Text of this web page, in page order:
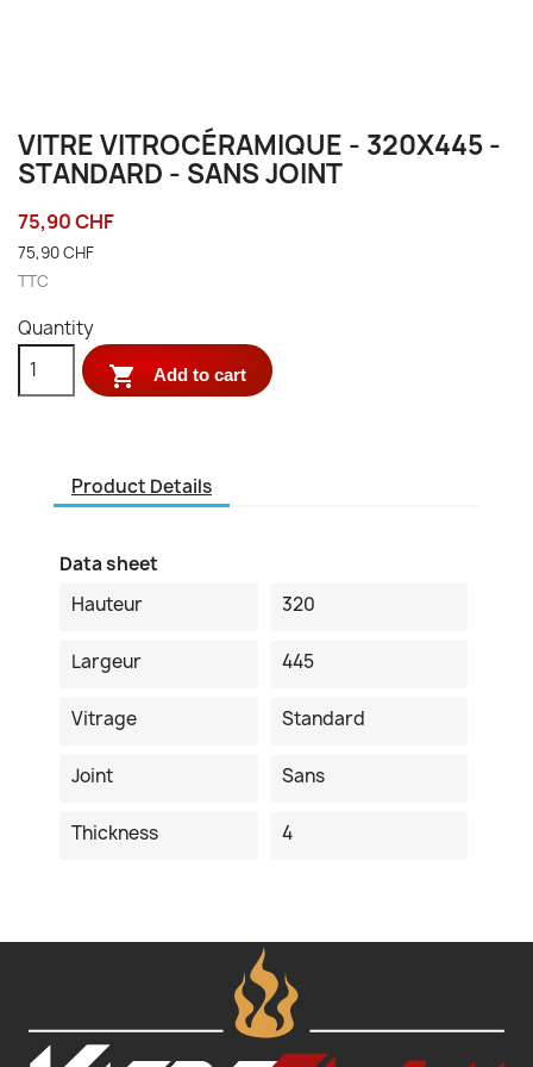
VITRE VITROCÉRAMIQUE - 320X445 -
STANDARD - SANS JOINT
75,90 CHF
75,90 CHF
TTC
Quantity
 Add to cart
Product Details
Data sheet
Hauteur
320
Largeur 445
Vitrage Standard
Joint Sans
Thickness 4